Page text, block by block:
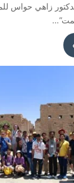
زاهي حواس